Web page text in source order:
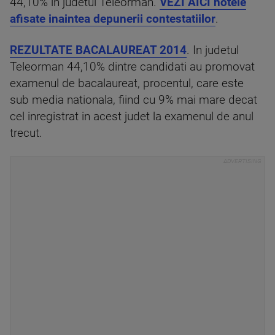
afisate inaintea depunerii contestatiilor.
REZULTATE BACALAUREAT 2014. In judetul
Teleorman 44,10% dintre candidati au promovat
examenul de bacalaureat, procentul, care este
sub media nationala, fiind cu 9% mai mare decat
cel inregistrat in acest judet la examenul de anul
trecut.